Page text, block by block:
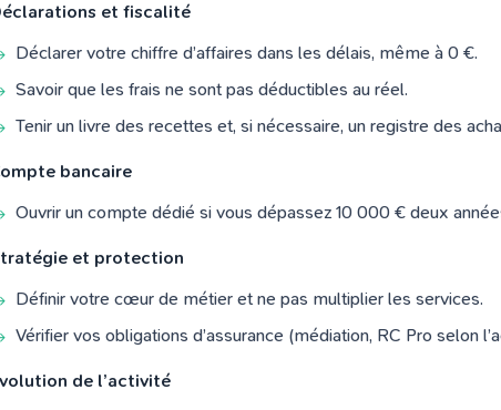
et fiscalité
Déclarer votre chiffre d’affaires dans les délais, même à 0 €.
Savoir que les frais ne sont pas déductibles au réel.
Tenir un livre des recettes et, si nécessaire, un registre des
bancaire
Ouvrir un compte dédié si vous dépassez 10 000 € deux
et protection
Définir votre cœur de métier et ne pas multiplier les services.
Vérifier vos obligations d’assurance (médiation, RC Pro selon
de l’activité